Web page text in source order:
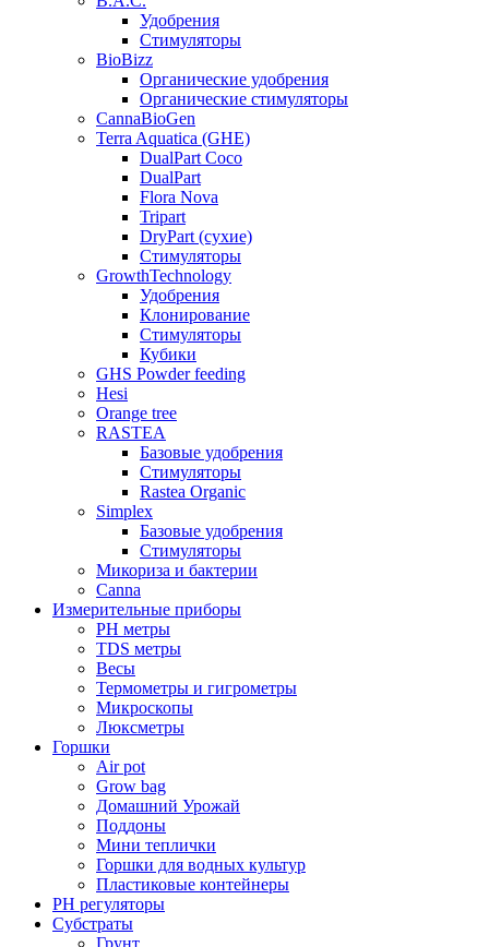
Удобрения
Стимуляторы
BioBizz
Органические удобрения
Органические стимуляторы
CannaBioGen
Terra Aquatica (GHE)
DualPart Coco
DualPart
Flora Nova
Tripart
DryPart (сухие)
Стимуляторы
GrowthTechnology
Удобрения
Клонирование
Стимуляторы
Кубики
GHS Powder feeding
Hesi
Orange tree
RASTEA
Базовые удобрения
Стимуляторы
Rastea Organic
Simplex
Базовые удобрения
Стимуляторы
Микориза и бактерии
Canna
Измерительные приборы
PH метры
TDS метры
Весы
Термометры и гигрометры
Микроскопы
Люксметры
Горшки
Air pot
Grow bag
Домашний Урожай
Поддоны
Мини теплички
Горшки для водных культур
Пластиковые контейнеры
PH регуляторы
Субстраты
Грунт